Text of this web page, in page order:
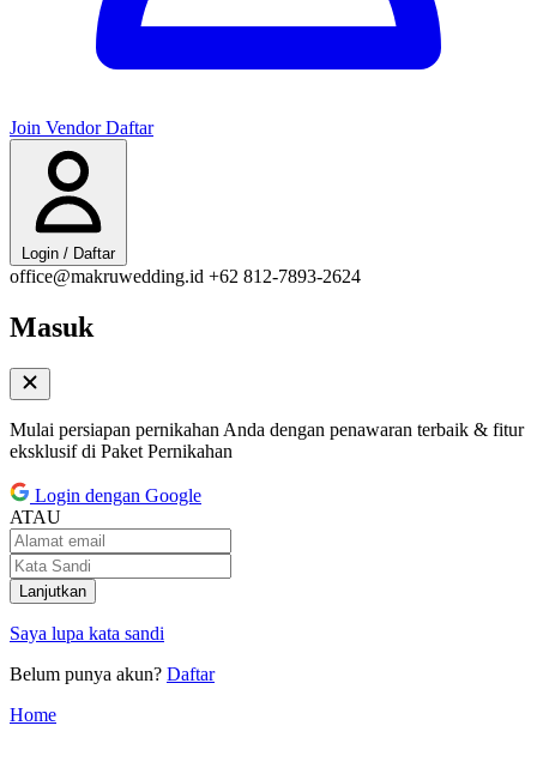
Join VendorDaftar
Login / Daftar
office@makruwedding.id +62 812-7893-2624
Masuk
Mulai persiapan pernikahan Anda dengan penawaran terbaik & fitur
eksklusif di Paket Pernikahan
Login dengan Google
ATAU
Lanjutkan
Saya lupa kata sandi
Belum punya akun? Daftar
Home